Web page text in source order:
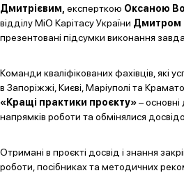
Дмитрієвим, експерткою Оксаною
відділу МіО Карітасу України Дмитром
презентовані підсумки виконання
Команди кваліфікованих фахівців, які
в Запоріжжі, Києві, Маріуполі та
«Кращі практики проєкту»–
напрямків роботи та обмінялися
Отримані в проєкті досвід і знання
роботи, посібниках та методичних